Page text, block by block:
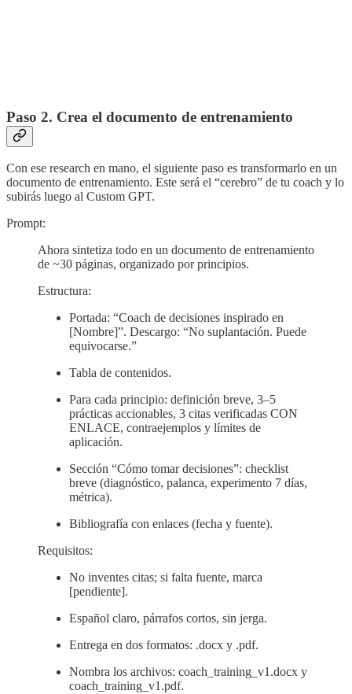
Paso 2. Crea el documento de entrenamiento
Con ese research en mano, el siguiente paso es transformarlo en un
documento de entrenamiento. Este será el “cerebro” de tu coach y lo
subirás luego al Custom GPT.
Prompt:
Ahora sintetiza todo en un documento de entrenamiento
de ~30 páginas, organizado por principios.
Estructura:
Portada: “Coach de decisiones inspirado en
[Nombre]”. Descargo: “No suplantación. Puede
equivocarse.”
Tabla de contenidos.
Para cada principio: definición breve, 3–5
prácticas accionables, 3 citas verificadas CON
ENLACE, contraejemplos y límites de
aplicación.
Sección “Cómo tomar decisiones”: checklist
breve (diagnóstico, palanca, experimento 7 días,
métrica).
Bibliografía con enlaces (fecha y fuente).
Requisitos:
No inventes citas; si falta fuente, marca
[pendiente].
Español claro, párrafos cortos, sin jerga.
Entrega en dos formatos: .docx y .pdf.
Nombra los archivos: coach_training_v1.docx y
coach_training_v1.pdf.